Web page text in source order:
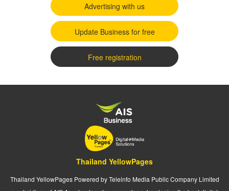
Advertising with us
Update Business for free
Free registration
Thailand YellowPages
Thailand YellowPages Powered by Teleinfo Media Public Company Limited